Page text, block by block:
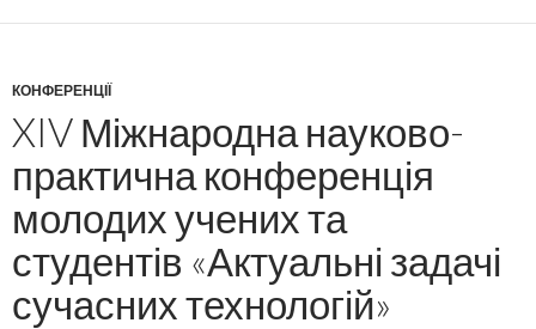
КОНФЕРЕНЦІЇ
XIV Міжнародна науково-
практична конференція
молодих учених та
студентів «Актуальні задачі
сучасних технологій»